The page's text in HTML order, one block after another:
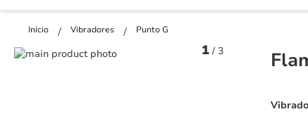
Inicio Vibradores Punto G
Saltar
1 / 3